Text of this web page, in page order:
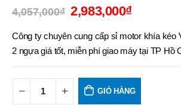
4,057,000₫ 2,983,000₫
Công ty chuyên cung cấp sỉ motor khía kéo
2 ngựa giá tốt, miễn phí giao máy tại TP Hồ
GIỎ HÀNG